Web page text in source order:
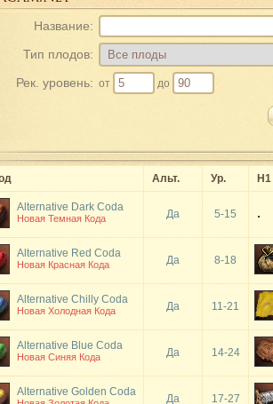
Название:
Тип плодов:
Рек. уровень: от до
Альт. Ур. Н1
Alternative Dark Coda
Новая Темная Кода Да 5-15
Alternative Red Coda
Новая Красная Кода Да 8-18
Alternative Chilly Coda
Новая Холодная Кода Да 11-21
Alternative Blue Coda
Новая Синяя Кода Да 14-24
Alternative Golden Coda
Да 17-27